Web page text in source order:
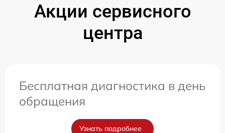
Акции сервисного
центра
Бесплатная диагностика в день
обращения
Узнать подробнее